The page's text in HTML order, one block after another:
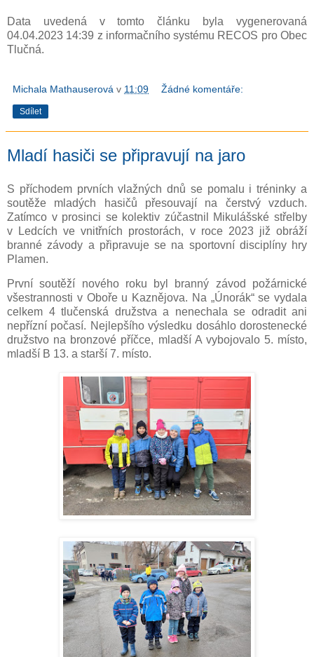
Data uvedená v tomto článku byla vygenerovaná
04.04.2023 14:39 z informačního systému RECOS pro Obec
Tlučná.
Michala Mathauserová v 11:09 Žádné komentáře:
Sdílet
Mladí hasiči se připravují na jaro
S příchodem prvních vlažných dnů se pomalu i tréninky a
soutěže mladých hasičů přesouvají na čerstvý vzduch.
Zatímco v prosinci se kolektiv zúčastnil Mikulášské střelby
v Ledcích ve vnitřních prostorách, v roce 2023 již obráží
branné závody a připravuje se na sportovní disciplíny hry
Plamen.
První soutěží nového roku byl branný závod požárnické
všestrannosti v Oboře u Kaznějova. Na „Únorák“ se vydala
celkem 4 tlučenská družstva a nenechala se odradit ani
nepřízní počasí. Nejlepšího výsledku dosáhlo dorostenecké
družstvo na bronzové příčce, mladší A vybojovalo 5. místo,
mladší B 13. a starší 7. místo.